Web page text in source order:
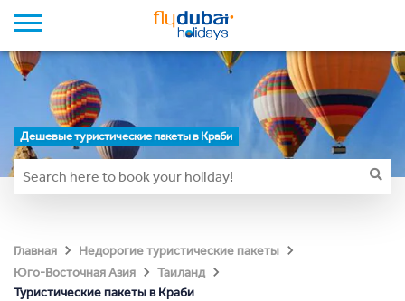
Дешевые туристические пакеты в Краби
Главная
Недорогие туристические пакеты
Юго-Восточная Азия
Таиланд
Туристические пакеты в Краби